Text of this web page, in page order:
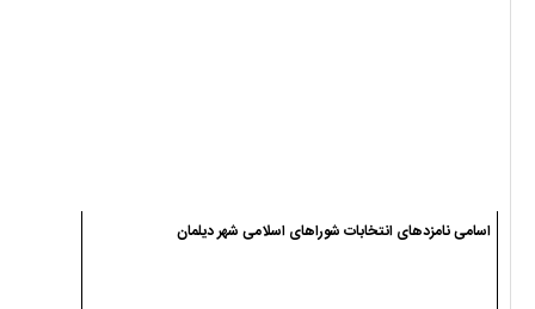
اسامی نامزدهای انتخابات شوراهای اسلامی شهر دیلمان